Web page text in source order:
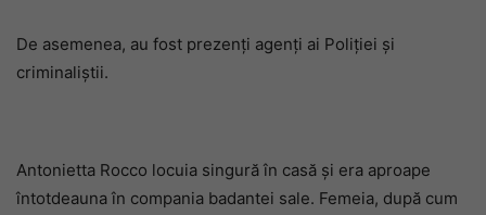
De asemenea, au fost prezenți agenți ai Poliției și
criminaliștii.
Antonietta Rocco locuia singură în casă și era aproape
întotdeauna în compania badantei sale. Femeia, după cum